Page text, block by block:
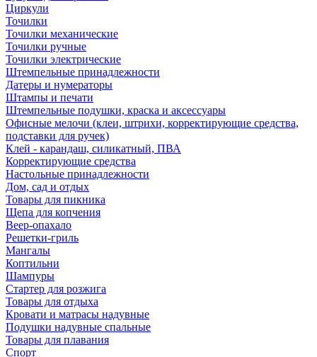
Циркули
Точилки
Точилки механические
Точилки ручные
Точилки электрические
Штемпельные принадлежности
Датеры и нумераторы
Штампы и печати
Штемпельные подушки, краска и аксессуары
Офисные мелочи (клеи, штрихи, корректирующие средства,
подставки для ручек)
Клей - карандаш, силикатный, ПВА
Корректирующие средства
Настольные принадлежности
Дом, сад и отдых
Товары для пикника
Щепа для копчения
Веер-опахало
Решетки-гриль
Мангалы
Коптильни
Шампуры
Стартер для розжига
Товары для отдыха
Кровати и матрасы надувные
Подушки надувные спальные
Товары для плавания
Спорт